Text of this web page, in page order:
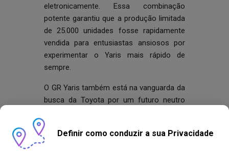
eletronicamente. Essa combinação
potente garantiu que a produção limitada
de 25.000 unidades fosse rapidamente
vendida para entusiastas ansiosos por
experimentar o Yaris mais rápido de
sempre.
O GR Yaris também está na vanguarda da
busca da Toyota por um futuro neutro
automobilismo. Ilustrando o
compromisso contínuo da marca em
Definir como conduzir a sua Privacidade